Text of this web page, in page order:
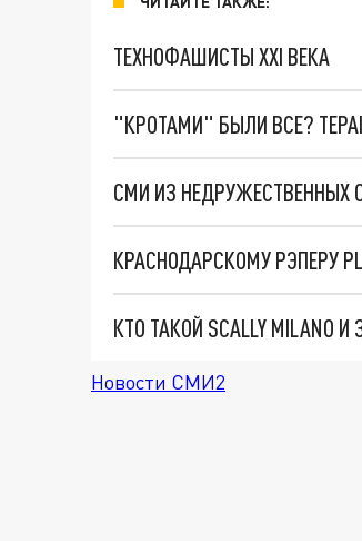
ТЕХНОФАШИСТЫ XXI ВЕКА
"КРОТАМИ" БЫЛИ ВСЕ?
КРАСНОДАРСКОМУ РЭПЕРУ
КТО ТАКОЙ SCALLY MILANO
Новости СМИ2